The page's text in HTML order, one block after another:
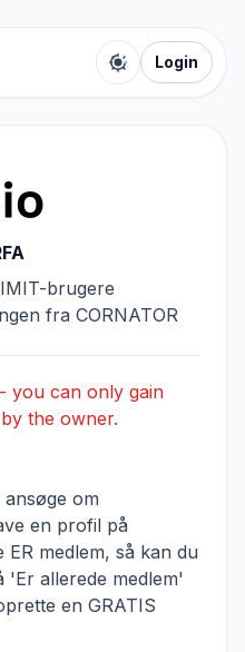
Toggle color
Login
brugere
fra CORNATOR
you can only gain
the owner.
om
en profil på
medlem, så kan du
'Er allerede medlem'
en GRATIS